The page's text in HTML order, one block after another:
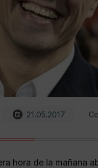
21.05.2017
hora de la mañana